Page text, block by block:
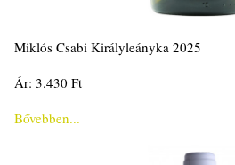
Miklós Csabi Királyleányka 2025
Ár: 3.430 Ft
Bővebben...